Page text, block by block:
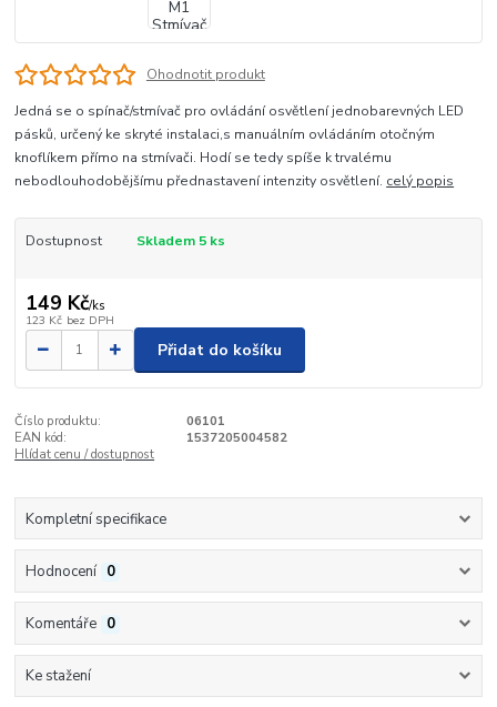
Ohodnotit produkt
Jedná se o spínač/stmívač pro ovládání osvětlení jednobarevných LED
pásků, určený ke skryté instalaci,s manuálním ovládáním otočným
knoflíkem přímo na stmívači. Hodí se tedy spíše k trvalému
nebodlouhodobějšímu přednastavení intenzity osvětlení. celý popis
Dostupnost Skladem 5 ks
149 Kč/ks
123 Kč bez DPH
Přidat do košíku
Číslo produktu:
06101
EAN kód:
1537205004582
Hlídat cenu / dostupnost
Kompletní specifikace
Hodnocení 0
Komentáře 0
Ke stažení